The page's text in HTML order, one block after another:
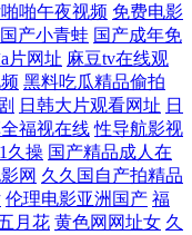
色中色尹人影院 亚洲色图
美女视频 欧美一区免费
国产91电影 韩国专区第
在线观看 91精品视频蓝
啪午夜视频 免费电影
产小青蛙 国产成年免
片网址 麻豆tv在线观
黑料吃瓜精品偷拍
日韩大片观看网址 日
福视在线 性导航影视
久操 国产精品成人在
网 久久国自产拍精品
伦理电影亚洲国产 福
月花 黄色网网址女 久